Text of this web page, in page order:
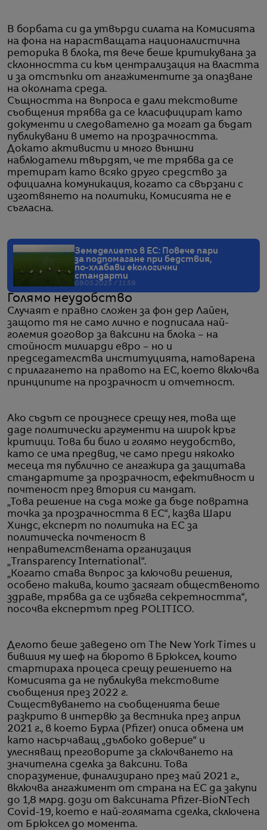
В борбата си да утвърди силата на Комисията
на фона на нарастващата националистична
реторика в блока, тя вече беше критикувана за
склонността си към централизация на властта
и за отстъпки от ангажиментите за опазване
на околната среда.
Същността на въпроса е дали текстовите
съобщения трябва да се класифицират като
документи и следователно да могат да бъдат
публикувани в името на прозрачността.
Докато активисти и много външни
наблюдатели твърдят, че те трябва да се
третират като всяко друго средство за
официална комуникация, когато са свързани с
изготвянето на политики, Комисията не е
съгласна.
Земеделието в ЕС: Повече пари
за подпомагане при бедствия,
по-хлабави екологични
стандарти
09.05.2025 / 11:59
Голямо неудобство
Случаят е правно сложен за фон дер Лайен,
защото тя не само лично е подписала най-
големия договор за ваксини на блока – на
стойност милиарди евро – но и
председателства институцията, натоварена
с прилагането на правото на ЕС, което включва
принципите на прозрачност и отчетност.
Ако съдът се произнесе срещу нея, това ще
даде политически аргументи на широк кръг
критици. Това би било и голямо неудобство,
като се има предвид, че само преди няколко
месеца тя публично се ангажира да защитава
стандартите за прозрачност, ефективност и
почтеност през втория си мандат.
„Това решение на съда може да бъде повратна
точка за прозрачността в ЕС“, казва Шари
Хиндс, експерт по политика на ЕС за
политическа почтеност в
неправителствената организация
„Transparency International“.
„Когато става въпрос за ключови решения,
особено такива, които засягат общественото
здраве, трябва да се избягва секретността“,
посочва експертът пред POLITICO.
Делото беше заведено от The New York Times и
бившия му шеф на бюрото в Брюксел, които
стартираха процеса срещу решението на
Комисията да не публикува текстовите
съобщения през 2022 г.
Съществуването на съобщенията беше
разкрито в интервю за вестника през април
2021 г., в което Бурла (Pfizer) описа обмена им
като насърчаващ „дълбоко доверие“ и
улесняващ преговорите за сключването на
значителна сделка за ваксини. Това
споразумение, финализирано през май 2021 г.,
включва ангажимент от страна на ЕС да закупи
до 1,8 млрд. дози от ваксината Pfizer-BioNTech
Covid-19, което е най-голямата сделка, сключена
от Брюксел до момента.